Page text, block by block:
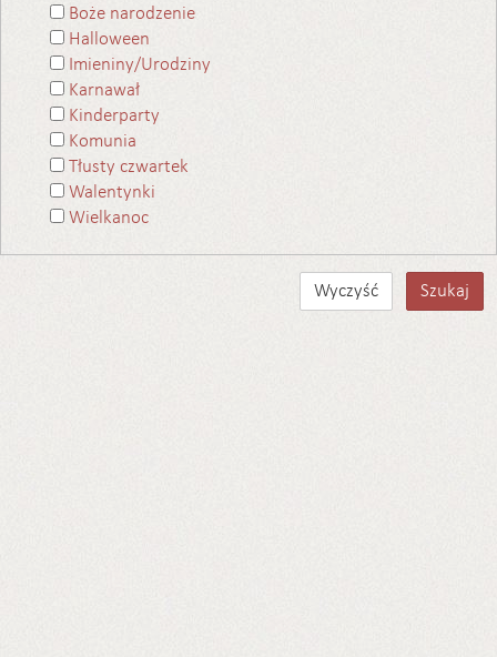
Boże narodzenie
Halloween
Imieniny/Urodziny
Karnawał
Kinderparty
Komunia
Tłusty czwartek
Walentynki
Wielkanoc